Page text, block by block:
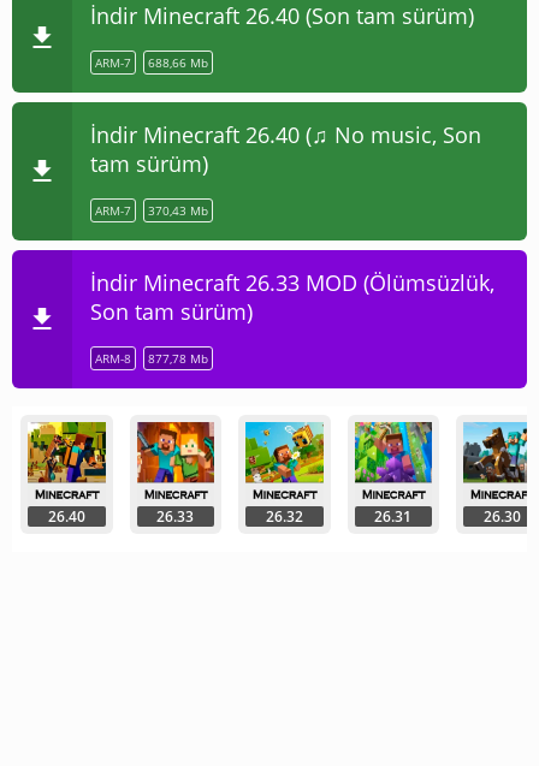
İndir Minecraft 26.40 (Son tam sürüm)
ARM-7 688,66 Mb
İndir Minecraft 26.40 (♫ No music, Son
tam sürüm)
ARM-7 370,43 Mb
İndir Minecraft 26.33 MOD (Ölümsüzlük,
Son tam sürüm)
ARM-8 877,78 Mb
26.40 26.33 26.32 26.31 26.30